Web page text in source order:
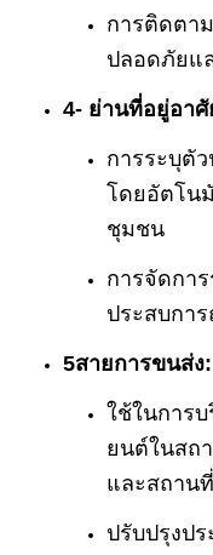
การติดตา
ปลอดภัยแ
4- ย่านที่อยู่อาศั
การระบุตั
โดยอัตโน
ชุมชน
การจัดกา
ประสบกา
5สายการขนส่ง:
ใช้ในการ
ยนต์ในสถ
และสถาน
ปรับปรุงป